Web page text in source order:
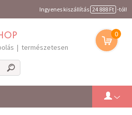
Ingyenes kiszállítás 24 888 Ft -tól!
| természetesen
0